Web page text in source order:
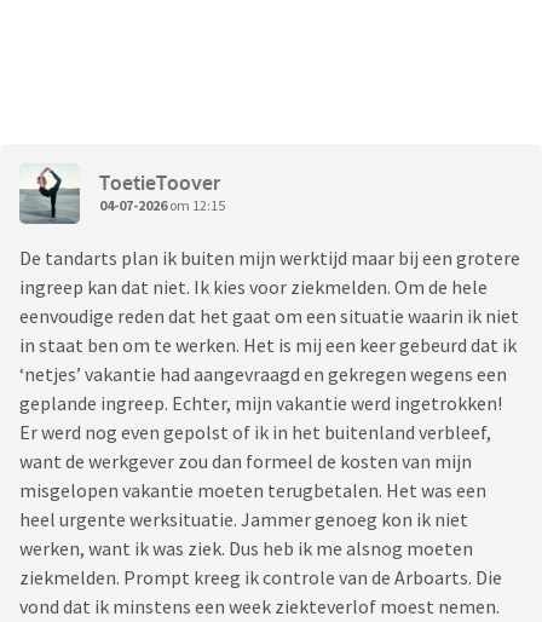
ToetieToover
04-07-2026om 12:15
De tandarts plan ik buiten mijn werktijd maar bij een grotere
ingreep kan dat niet. Ik kies voor ziekmelden. Om de hele
eenvoudige reden dat het gaat om een situatie waarin ik niet
in staat ben om te werken. Het is mij een keer gebeurd dat ik
‘netjes’ vakantie had aangevraagd en gekregen wegens een
geplande ingreep. Echter, mijn vakantie werd ingetrokken!
Er werd nog even gepolst of ik in het buitenland verbleef,
want de werkgever zou dan formeel de kosten van mijn
misgelopen vakantie moeten terugbetalen. Het was een
heel urgente werksituatie. Jammer genoeg kon ik niet
werken, want ik was ziek. Dus heb ik me alsnog moeten
ziekmelden. Prompt kreeg ik controle van de Arboarts. Die
vond dat ik minstens een week ziekteverlof moest nemen.